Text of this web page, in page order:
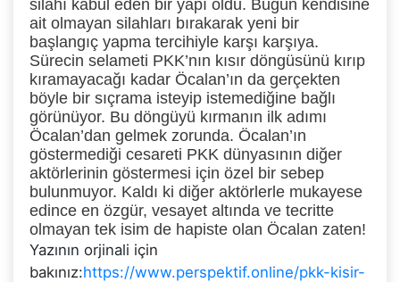
silahı kabul eden bir yapı oldu. Bugün kendisine
ait olmayan silahları bırakarak yeni bir
başlangıç yapma tercihiyle karşı karşıya.
Sürecin selameti PKK’nın kısır döngüsünü kırıp
kıramayacağı kadar Öcalan’ın da gerçekten
böyle bir sıçrama isteyip istemediğine bağlı
görünüyor. Bu döngüyü kırmanın ilk adımı
Öcalan’dan gelmek zorunda. Öcalan’ın
göstermediği cesareti PKK dünyasının diğer
aktörlerinin göstermesi için özel bir sebep
bulunmuyor. Kaldı ki diğer aktörlerle mukayese
edince en özgür, vesayet altında ve tecritte
olmayan tek isim de hapiste olan Öcalan zaten!
Yazının orjinali için
bakınız:https://www.perspektif.online/pkk-kisir-